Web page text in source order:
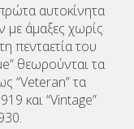
αυτοκίνητα
με άμαξες χωρίς
πενταετία του
θεωρούνται τα
“Veteran” τα
και “Vintage”